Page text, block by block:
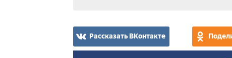
Рассказать ВКонтакте